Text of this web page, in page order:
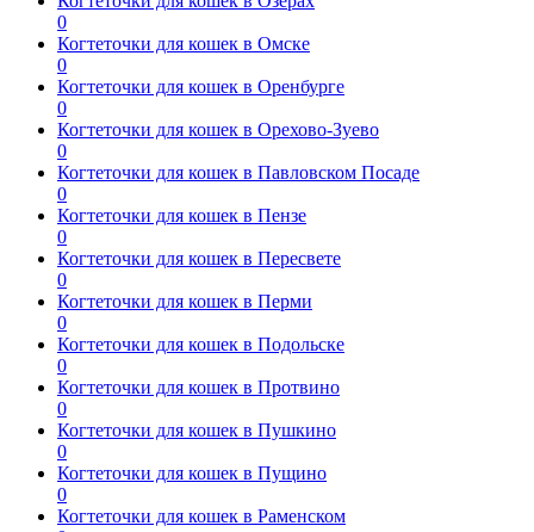
0
Когтеточки для кошек в Омске
0
Когтеточки для кошек в Оренбурге
0
Когтеточки для кошек в Орехово-Зуево
0
Когтеточки для кошек в Павловском Посаде
0
Когтеточки для кошек в Пензе
0
Когтеточки для кошек в Пересвете
0
Когтеточки для кошек в Перми
0
Когтеточки для кошек в Подольске
0
Когтеточки для кошек в Протвино
0
Когтеточки для кошек в Пушкино
0
Когтеточки для кошек в Пущино
0
Когтеточки для кошек в Раменском